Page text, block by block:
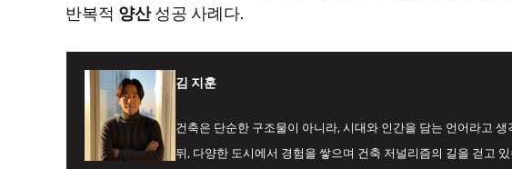
반복적 양산성공 사례다.
김 지훈
건축은 단순한 구조물이 아니라, 시대와 인간을 담는 언어라고
뒤, 다양한 도시에서 경험을 쌓으며 건축 저널리즘의 길을 걷고